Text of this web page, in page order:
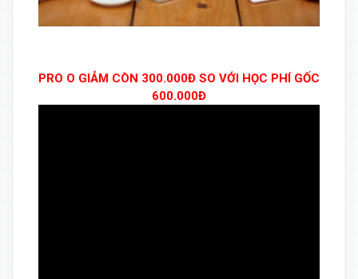
PRO O GIẢM CÒN 300.000Đ SO VỚI HỌC PHÍ GỐC
600.000Đ